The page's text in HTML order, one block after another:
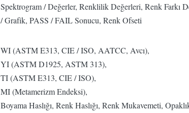
Spektrogram / Değerler, Renklilik Değerleri, Renk Farkı
/ Grafik, PASS / FAIL Sonucu, Renk Ofseti
WI (ASTM E313, CIE / ISO, AATCC, Avcı),
YI (ASTM D1925, ASTM 313),
TI (ASTM E313, CIE / ISO),
MI (Metamerizm Endeksi),
Boyama Haslığı, Renk Haslığı, Renk Mukavemeti,